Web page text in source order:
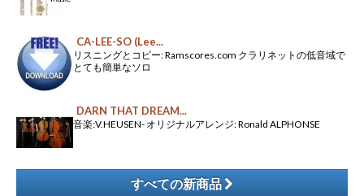
CA-LEE-SO (Lee...
リスニングとコピー: Ramscores.com クラリネットの低音域で
とても簡単なソロ
DARN THAT DREAM...
音楽:V.HEUSEN- オリジナルアレンジ: Ronald ALPHONSE
すべての新商品